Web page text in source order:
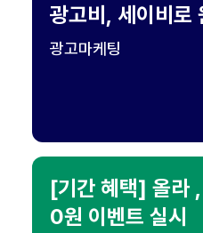
광고비, 세이비로
광고마케팅
[기간 혜택] 올라
0원 이벤트 실시